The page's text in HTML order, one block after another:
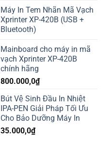
Máy In Tem Nhãn Mã Vạch
Xprinter XP-420B (USB +
Bluetooth)
Mainboard cho máy in mã
vạch Xprinter XP-420B
chính hãng
800.000,0₫
Bút Vệ Sinh Đầu In Nhiệt
IPA-PEN Giải Pháp Tối Ưu
Cho Bảo Dưỡng Máy In
35.000,0₫